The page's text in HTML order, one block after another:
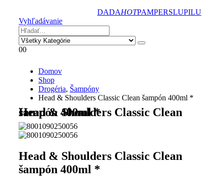
DADAHOTPAMPERSLUPILU
Vyhľadávanie
00
Domov
Shop
Drogéria, Šampóny
Head & Shoulders Classic Clean šampón 400ml *
Head & Shoulders Classic Clean šampón 400ml *
Head & Shoulders Classic Clean
šampón 400ml *